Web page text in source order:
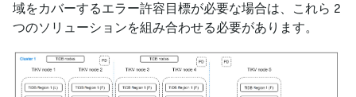
域をカバーするエラー許容目標が必要な場合は、これら 2
つのソリューションを組み合わせる必要があります。